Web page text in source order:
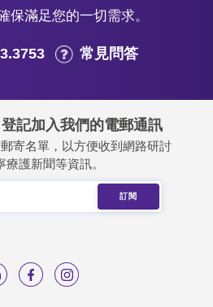
保滿足您的一切需求。
常見問答
記加入我們的電郵通訊
寄名單，以方便收到網路研討
療護新聞等資訊。